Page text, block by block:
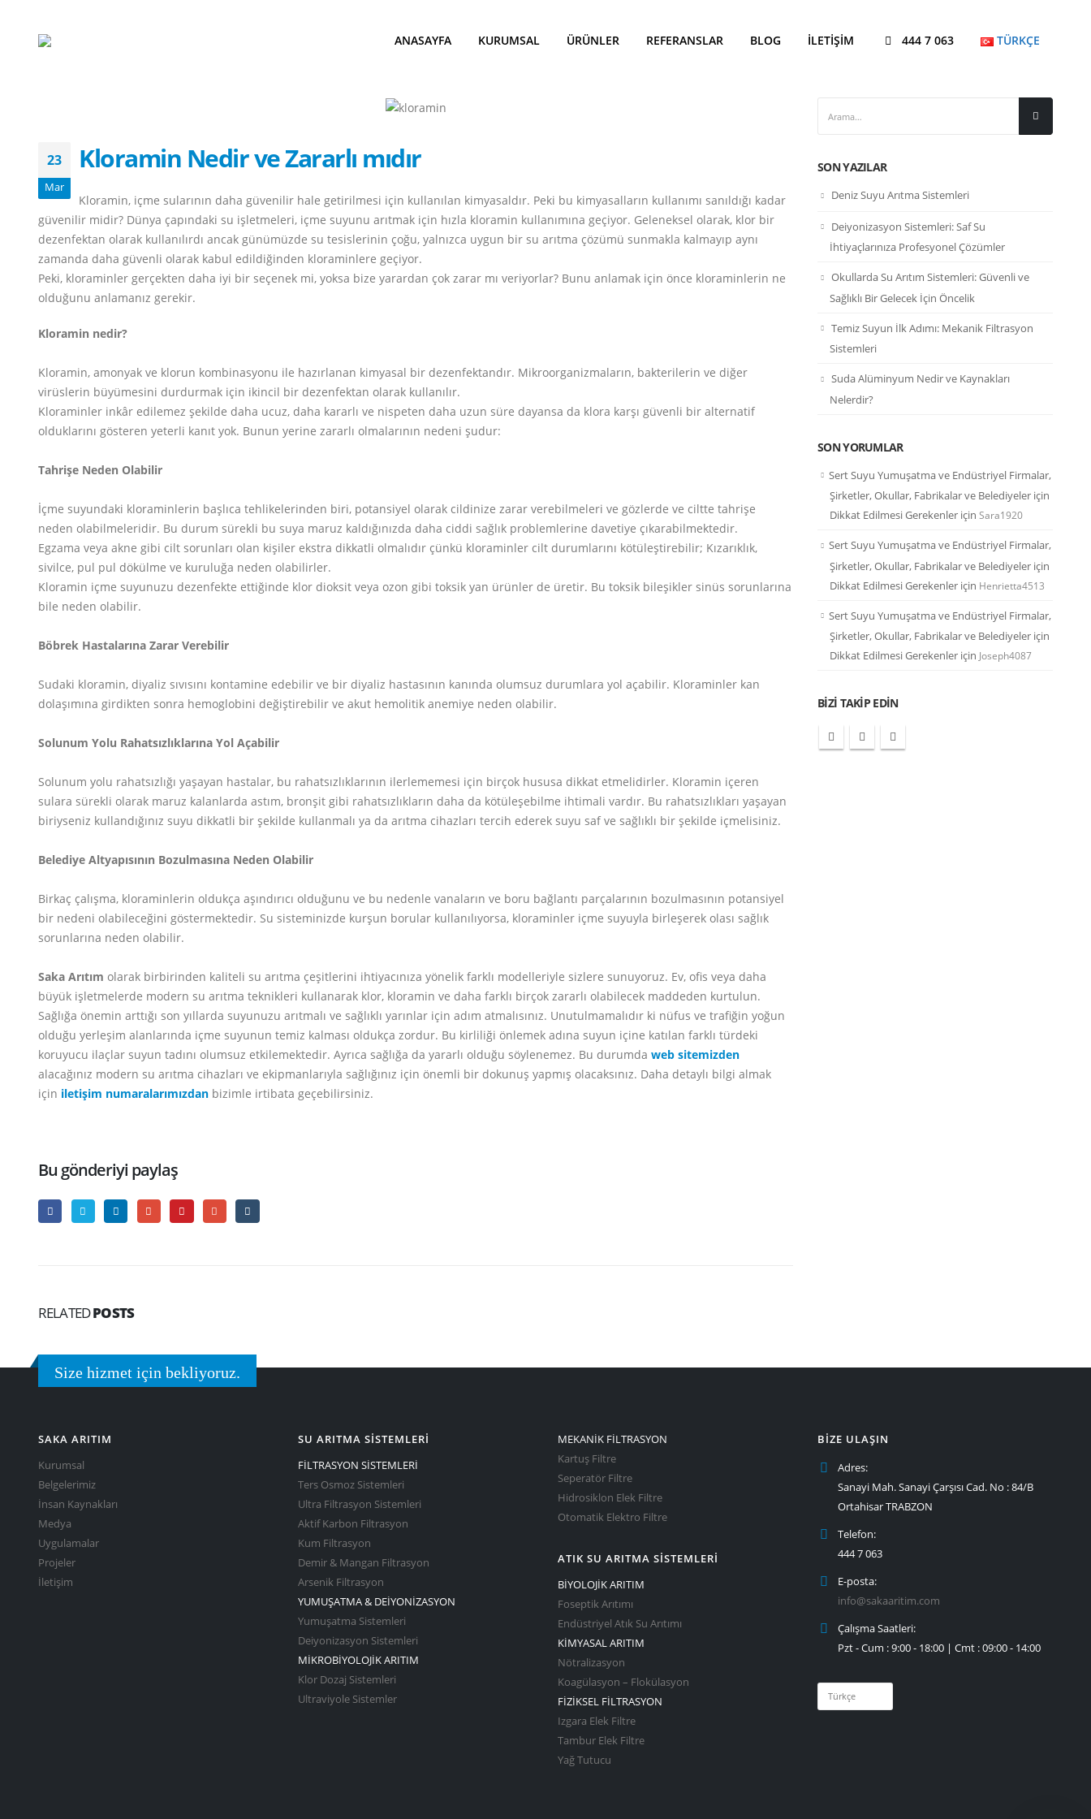
ANASAYFA KURUMSAL ÜRÜNLER REFERANSLAR BLOG İLETIŞIM 444 7 063 TÜRKÇE
23
Mar
Kloramin Nedir ve Zararlı mıdır
Kloramin, içme sularının daha güvenilir hale getirilmesi için kullanılan kimyasaldır. Peki bu kimyasalların kullanımı sanıldığı kadar
güvenilir midir? Dünya çapındaki su işletmeleri, içme suyunu arıtmak için hızla kloramin kullanımına geçiyor. Geleneksel olarak, klor bir
dezenfektan olarak kullanılırdı ancak günümüzde su tesislerinin çoğu, yalnızca uygun bir su arıtma çözümü sunmakla kalmayıp aynı
zamanda daha güvenli olarak kabul edildiğinden kloraminlere geçiyor.
Peki, kloraminler gerçekten daha iyi bir seçenek mi, yoksa bize yarardan çok zarar mı veriyorlar? Bunu anlamak için önce kloraminlerin ne
olduğunu anlamanız gerekir.
Kloramin nedir?
Kloramin, amonyak ve klorun kombinasyonu ile hazırlanan kimyasal bir dezenfektandır. Mikroorganizmaların, bakterilerin ve diğer
virüslerin büyümesini durdurmak için ikincil bir dezenfektan olarak kullanılır.
Kloraminler inkâr edilemez şekilde daha ucuz, daha kararlı ve nispeten daha uzun süre dayansa da klora karşı güvenli bir alternatif
olduklarını gösteren yeterli kanıt yok. Bunun yerine zararlı olmalarının nedeni şudur:
Tahrişe Neden Olabilir
İçme suyundaki kloraminlerin başlıca tehlikelerinden biri, potansiyel olarak cildinize zarar verebilmeleri ve gözlerde ve ciltte tahrişe
neden olabilmeleridir. Bu durum sürekli bu suya maruz kaldığınızda daha ciddi sağlık problemlerine davetiye çıkarabilmektedir.
Egzama veya akne gibi cilt sorunları olan kişiler ekstra dikkatli olmalıdır çünkü kloraminler cilt durumlarını kötüleştirebilir; Kızarıklık,
sivilce, pul pul dökülme ve kuruluğa neden olabilirler.
Kloramin içme suyunuzu dezenfekte ettiğinde klor dioksit veya ozon gibi toksik yan ürünler de üretir. Bu toksik bileşikler sinüs sorunlarına
bile neden olabilir.
Böbrek Hastalarına Zarar Verebilir
Sudaki kloramin, diyaliz sıvısını kontamine edebilir ve bir diyaliz hastasının kanında olumsuz durumlara yol açabilir. Kloraminler kan
dolaşımına girdikten sonra hemoglobini değiştirebilir ve akut hemolitik anemiye neden olabilir.
Solunum Yolu Rahatsızlıklarına Yol Açabilir
Solunum yolu rahatsızlığı yaşayan hastalar, bu rahatsızlıklarının ilerlememesi için birçok hususa dikkat etmelidirler. Kloramin içeren
sulara sürekli olarak maruz kalanlarda astım, bronşit gibi rahatsızlıkların daha da kötüleşebilme ihtimali vardır. Bu rahatsızlıkları yaşayan
biriyseniz kullandığınız suyu dikkatli bir şekilde kullanmalı ya da arıtma cihazları tercih ederek suyu saf ve sağlıklı bir şekilde içmelisiniz.
Belediye Altyapısının Bozulmasına Neden Olabilir
Birkaç çalışma, kloraminlerin oldukça aşındırıcı olduğunu ve bu nedenle vanaların ve boru bağlantı parçalarının bozulmasının potansiyel
bir nedeni olabileceğini göstermektedir. Su sisteminizde kurşun borular kullanılıyorsa, kloraminler içme suyuyla birleşerek olası sağlık
sorunlarına neden olabilir.
Saka Arıtım olarak birbirinden kaliteli su arıtma çeşitlerini ihtiyacınıza yönelik farklı modelleriyle sizlere sunuyoruz. Ev, ofis veya daha
büyük işletmelerde modern su arıtma teknikleri kullanarak klor, kloramin ve daha farklı birçok zararlı olabilecek maddeden kurtulun.
Sağlığa önemin arttığı son yıllarda suyunuzu arıtmalı ve sağlıklı yarınlar için adım atmalısınız. Unutulmamalıdır ki nüfus ve trafiğin yoğun
olduğu yerleşim alanlarında içme suyunun temiz kalması oldukça zordur. Bu kirliliği önlemek adına suyun içine katılan farklı türdeki
koruyucu ilaçlar suyun tadını olumsuz etkilemektedir. Ayrıca sağlığa da yararlı olduğu söylenemez. Bu durumda web sitemizden
alacağınız modern su arıtma cihazları ve ekipmanlarıyla sağlığınız için önemli bir dokunuş yapmış olacaksınız. Daha detaylı bilgi almak
için iletişim numaralarımızdan bizimle irtibata geçebilirsiniz.
Bu gönderiyi paylaş
RELATEDPOSTS
SON YAZILAR
Deniz Suyu Arıtma Sistemleri
Deiyonizasyon Sistemleri: Saf Su
İhtiyaçlarınıza Profesyonel Çözümler
Okullarda Su Arıtım Sistemleri: Güvenli ve
Sağlıklı Bir Gelecek İçin Öncelik
Temiz Suyun İlk Adımı: Mekanik Filtrasyon
Sistemleri
Suda Alüminyum Nedir ve Kaynakları
Nelerdir?
SON YORUMLAR
Sert Suyu Yumuşatma ve Endüstriyel Firmalar,
Şirketler, Okullar, Fabrikalar ve Belediyeler için
Dikkat Edilmesi Gerekenler için Sara1920
Sert Suyu Yumuşatma ve Endüstriyel Firmalar,
Şirketler, Okullar, Fabrikalar ve Belediyeler için
Dikkat Edilmesi Gerekenler için Henrietta4513
Sert Suyu Yumuşatma ve Endüstriyel Firmalar,
Şirketler, Okullar, Fabrikalar ve Belediyeler için
Dikkat Edilmesi Gerekenler için Joseph4087
BIZI TAKIP EDIN
Size hizmet için bekliyoruz.
SAKA ARITIM
Kurumsal
Belgelerimiz
İnsan Kaynakları
Medya
Uygulamalar
Projeler
İletişim
SU ARITMA SİSTEMLERİ
FİLTRASYON SİSTEMLERİ
Ters Osmoz Sistemleri
Ultra Filtrasyon Sistemleri
Aktif Karbon Filtrasyon
Kum Filtrasyon
Demir & Mangan Filtrasyon
Arsenik Filtrasyon
YUMUŞATMA & DEİYONİZASYON
Yumuşatma Sistemleri
Deiyonizasyon Sistemleri
MİKROBİYOLOJİK ARITIM
Klor Dozaj Sistemleri
Ultraviyole Sistemler
MEKANİK FİLTRASYON
Kartuş Filtre
Seperatör Filtre
Hidrosiklon Elek Filtre
Otomatik Elektro Filtre
ATIK SU ARITMA SİSTEMLERİ
BİYOLOJİK ARITIM
Foseptik Arıtımı
Endüstriyel Atık Su Arıtımı
KİMYASAL ARITIM
Nötralizasyon
Koagülasyon – Flokülasyon
FİZİKSEL FİLTRASYON
Izgara Elek Filtre
Tambur Elek Filtre
Yağ Tutucu
BIZE ULAŞIN
Adres:
Sanayi Mah. Sanayi Çarşısı Cad. No : 84/B
Ortahisar TRABZON
Telefon:
444 7 063
E-posta:
info@sakaaritim.com
Çalışma Saatleri:
Pzt - Cum : 9:00 - 18:00 | Cmt : 09:00 - 14:00
Dil
Seç